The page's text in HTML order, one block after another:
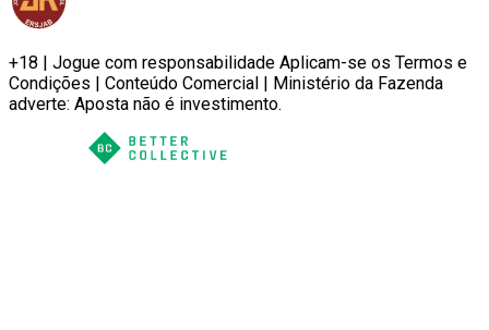
+18 | Jogue com responsabilidade Aplicam-se os Termos e
Condições | Conteúdo Comercial | Ministério da Fazenda
adverte: Aposta não é investimento.